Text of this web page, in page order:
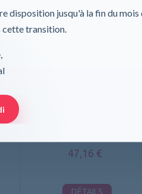
disposition jusqu'à la fin du
cette transition.
47,16 €
DÉTAILS